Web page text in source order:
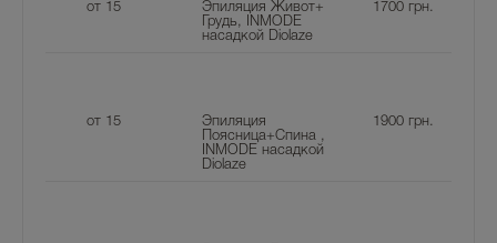
от 15
Эпиляция Живот+
Грудь, INMODE
насадкой Diolaze
1700 грн.
от 15
Эпиляция
Поясница+Спина ,
INMODE насадкой
Diolaze
1900 грн.